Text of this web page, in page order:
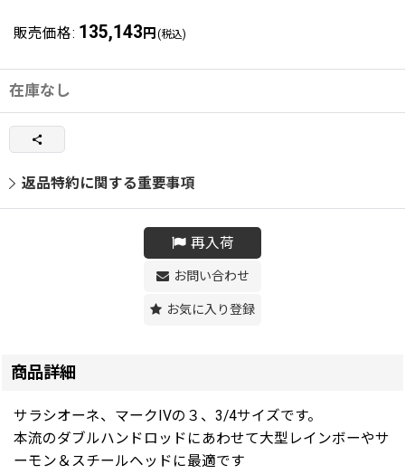
販売価格: 135,143 円 (税込)
在庫なし
返品特約に関する重要事項
再入荷
お問い合わせ
お気に入り登録
商品詳細
サラシオーネ、マークIVの３、3/4サイズです。
本流のダブルハンドロッドにあわせて大型レインボーやサ
ーモン＆スチールヘッドに最適です